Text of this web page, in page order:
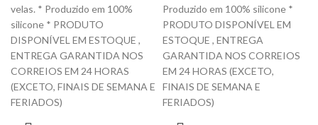
velas. * Produzido em 100%
silicone * PRODUTO
DISPONÍVEL EM ESTOQUE ,
ENTREGA GARANTIDA NOS
CORREIOS EM 24 HORAS
(EXCETO, FINAIS DE SEMANA E
FERIADOS)
Produzido em 100% silicone *
PRODUTO DISPONÍVEL EM
ESTOQUE , ENTREGA
GARANTIDA NOS CORREIOS
EM 24 HORAS (EXCETO,
FINAIS DE SEMANA E
FERIADOS)